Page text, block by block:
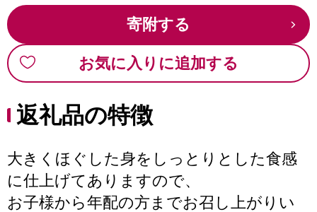
寄附する
お気に入りに追加する
返礼品の特徴
大きくほぐした身をしっとりとした食感
に仕上げてありますので、
お子様から年配の方までお召し上がりい